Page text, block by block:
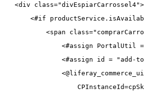
<div
<#if
<span
<#assign PortalUtil
<#assign id = "add-